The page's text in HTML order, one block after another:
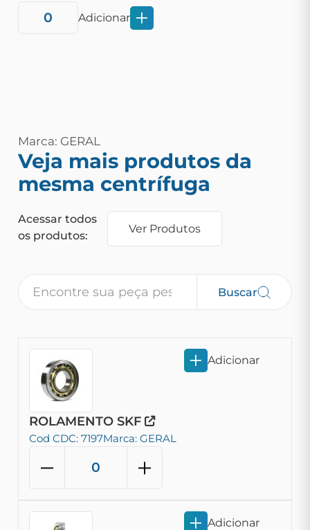
Adicionar
Marca: GERAL
Veja mais produtos da
mesma centrífuga
Acessar todos
os produtos:
Ver Produtos
Buscar
ROLAMENTO SKF
Cod CDC: 7197Marca: GERAL
Adicionar
Adicionar